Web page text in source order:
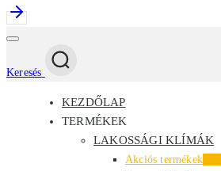
Keresés
KEZDŐLAP
TERMÉKEK
LAKOSSÁGI KLÍMÁK
Akciós termékek